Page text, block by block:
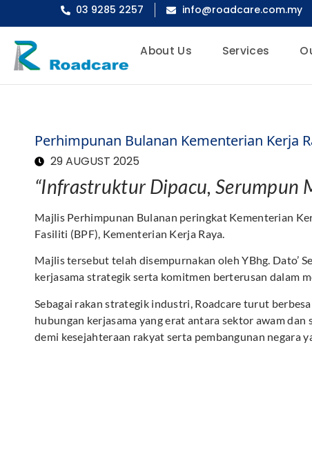
03 9285 2257 info@roadcare.com.my
About Us Services
Perhimpunan Bulanan Kementerian Kerja
29 AUGUST 2025
“Infrastruktur Dipacu, Serumpun
Majlis Perhimpunan Bulanan peringkat Kementerian
Fasiliti (BPF), Kementerian Kerja Raya.
Majlis tersebut telah disempurnakan oleh YBhg. Dato’
kerjasama strategik serta komitmen berterusan dalam
Sebagai rakan strategik industri, Roadcare turut
hubungan kerjasama yang erat antara sektor awam
demi kesejahteraan rakyat serta pembangunan negara